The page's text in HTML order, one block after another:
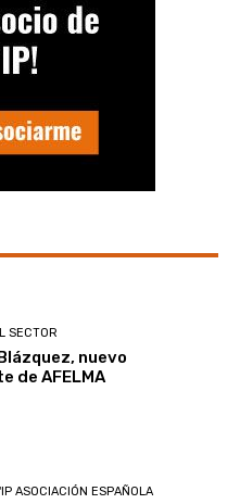
SECTOR
nuevo
de AFELMA
ASOCIACIÓN ESPAÑOLA